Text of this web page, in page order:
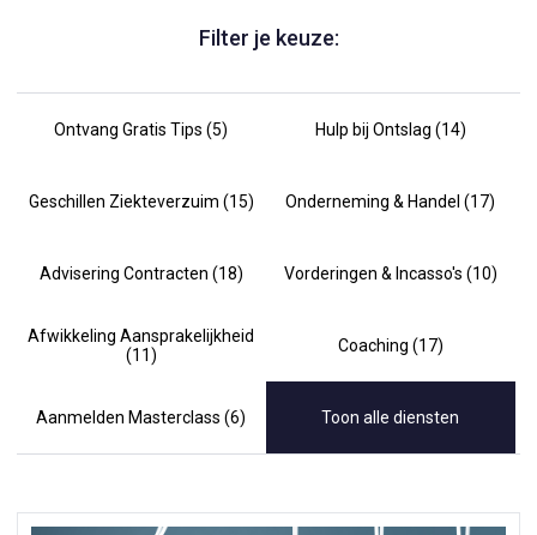
Filter je keuze:
Ontvang Gratis Tips (5) Hulp bij Ontslag (14)
Geschillen Ziekteverzuim (15) Onderneming & Handel (17)
Advisering Contracten (18) Vorderingen & Incasso's (10)
Afwikkeling Aansprakelijkheid
(11)
Coaching (17)
Aanmelden Masterclass (6) Toon alle diensten